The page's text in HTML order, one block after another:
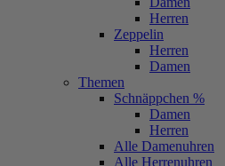
Herren
Zeppelin
Herren
Damen
Themen
Schnäppchen %
Damen
Herren
Alle Damenuhren
Alle Herrenuhren